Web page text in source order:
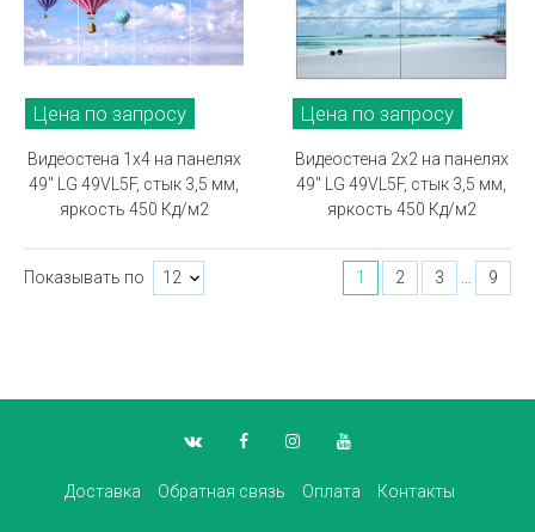
Цена по запросу
Видеостена 1х4 на панелях
49" LG 49VL5F, стык 3,5 мм,
яркость 450 Кд/м2
Цена по запросу
Видеостена 2х2 на панелях
49" LG 49VL5F, стык 3,5 мм,
яркость 450 Кд/м2
Показывать по 1 2 3 9
Доставка Обратная связь Оплата Контакты